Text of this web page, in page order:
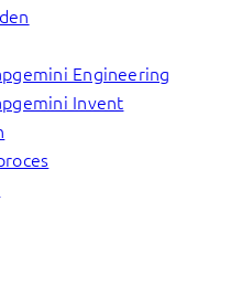
Engineering
Invent